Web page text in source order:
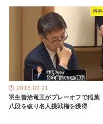
時事
2018.03.21
羽生善治竜王がプレーオフで稲葉
八段を破り名人挑戦権を獲得